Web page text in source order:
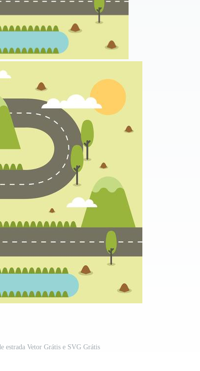
estrada Vetor Grátis e SVG Grátis